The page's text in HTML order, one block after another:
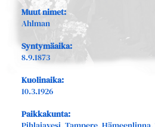
Muut nimet:
Ahlman
Syntymäaika:
8.9.1873
Kuolinaika:
10.3.1926
Paikkakunta: